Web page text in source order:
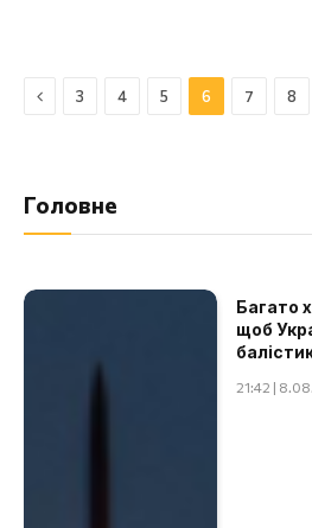
Назад
3 4 5 6 7 8
Головне
Багато
щоб
21:42 |